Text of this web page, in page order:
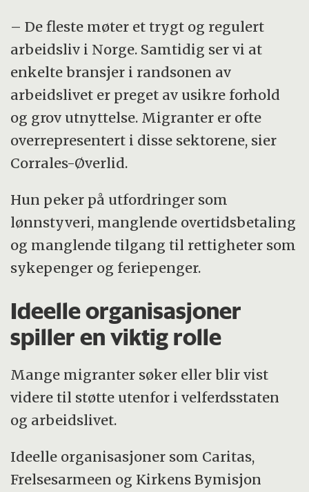
– De fleste møter et trygt og regulert
arbeidsliv i Norge. Samtidig ser vi at
enkelte bransjer i randsonen av
arbeidslivet er preget av usikre forhold
og grov utnyttelse. Migranter er ofte
overrepresentert i disse sektorene, sier
Corrales-Øverlid.
Hun peker på utfordringer som
lønnstyveri, manglende overtidsbetaling
og manglende tilgang til rettigheter som
sykepenger og feriepenger.
Ideelle organisasjoner
spiller en viktig rolle
Mange migranter søker eller blir vist
videre til støtte utenfor i velferdsstaten
og arbeidslivet.
Ideelle organisasjoner som Caritas,
Frelsesarmeen og Kirkens Bymisjon